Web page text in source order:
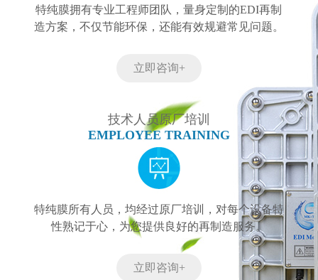
特纯膜拥有专业工程师团队，量身定制的EDI再制
造方案，不仅节能环保，还能有效规避常见问题。
立即咨询+
技术人员原厂培训
EMPLOYEE TRAINING
特纯膜所有人员，均经过原厂培训，对每个设备特
性熟记于心，为您提供良好的再制造服务。
立即咨询+